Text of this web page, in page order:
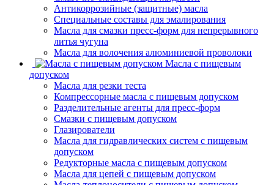
Антикоррозийные (защитные) масла
Специальные составы для эмалирования
Масла для смазки пресс-форм для непрерывного
литья чугуна
Масла для волочения алюминиевой проволоки
Масла с пищевым
допуском
Масла для резки теста
Компрессорные масла с пищевым допуском
Разделительные агенты для пресс-форм
Смазки с пищевым допуском
Глазирователи
Масла для гидравлических систем с пищевым
допуском
Редукторные масла с пищевым допуском
Масла для цепей с пищевым допуском